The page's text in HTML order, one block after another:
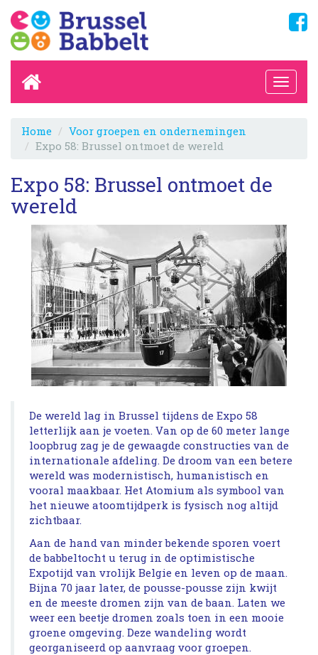
Home
Voor groepen en ondernemingen
Expo 58: Brussel ontmoet de wereld
Expo 58: Brussel ontmoet de
wereld
De wereld lag in Brussel tijdens de Expo 58
letterlijk aan je voeten. Van op de 60 meter lange
loopbrug zag je de gewaagde constructies van de
internationale afdeling. De droom van een betere
wereld was modernistisch, humanistisch en
vooral maakbaar. Het Atomium als symbool van
het nieuwe atoomtijdperk is fysisch nog altijd
zichtbaar.
Aan de hand van minder bekende sporen voert
de babbeltocht u terug in de optimistische
Expotijd van vrolijk Belgie en leven op de maan.
Bijna 70 jaar later, de pousse-pousse zijn kwijt
en de meeste dromen zijn van de baan. Laten we
weer een beetje dromen zoals toen in een mooie
groene omgeving. Deze wandeling wordt
georganiseerd op aanvraag voor groepen.